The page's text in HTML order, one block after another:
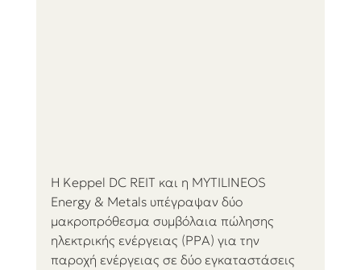
Η Keppel DC REIT και η MYTILINEOS
Energy & Metals υπέγραψαν δύο
μακροπρόθεσμα συμβόλαια πώλησης
ηλεκτρικής ενέργειας (PPA) για την
παροχή ενέργειας σε δύο εγκαταστάσεις